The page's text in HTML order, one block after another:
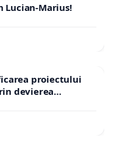
Lucian-Marius!
proiectului
devierea